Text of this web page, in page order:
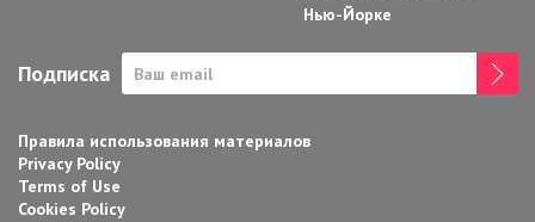
Нью-Йорке
Подписка
Правила использования материалов
Privacy Policy
Terms of Use
Cookies Policy